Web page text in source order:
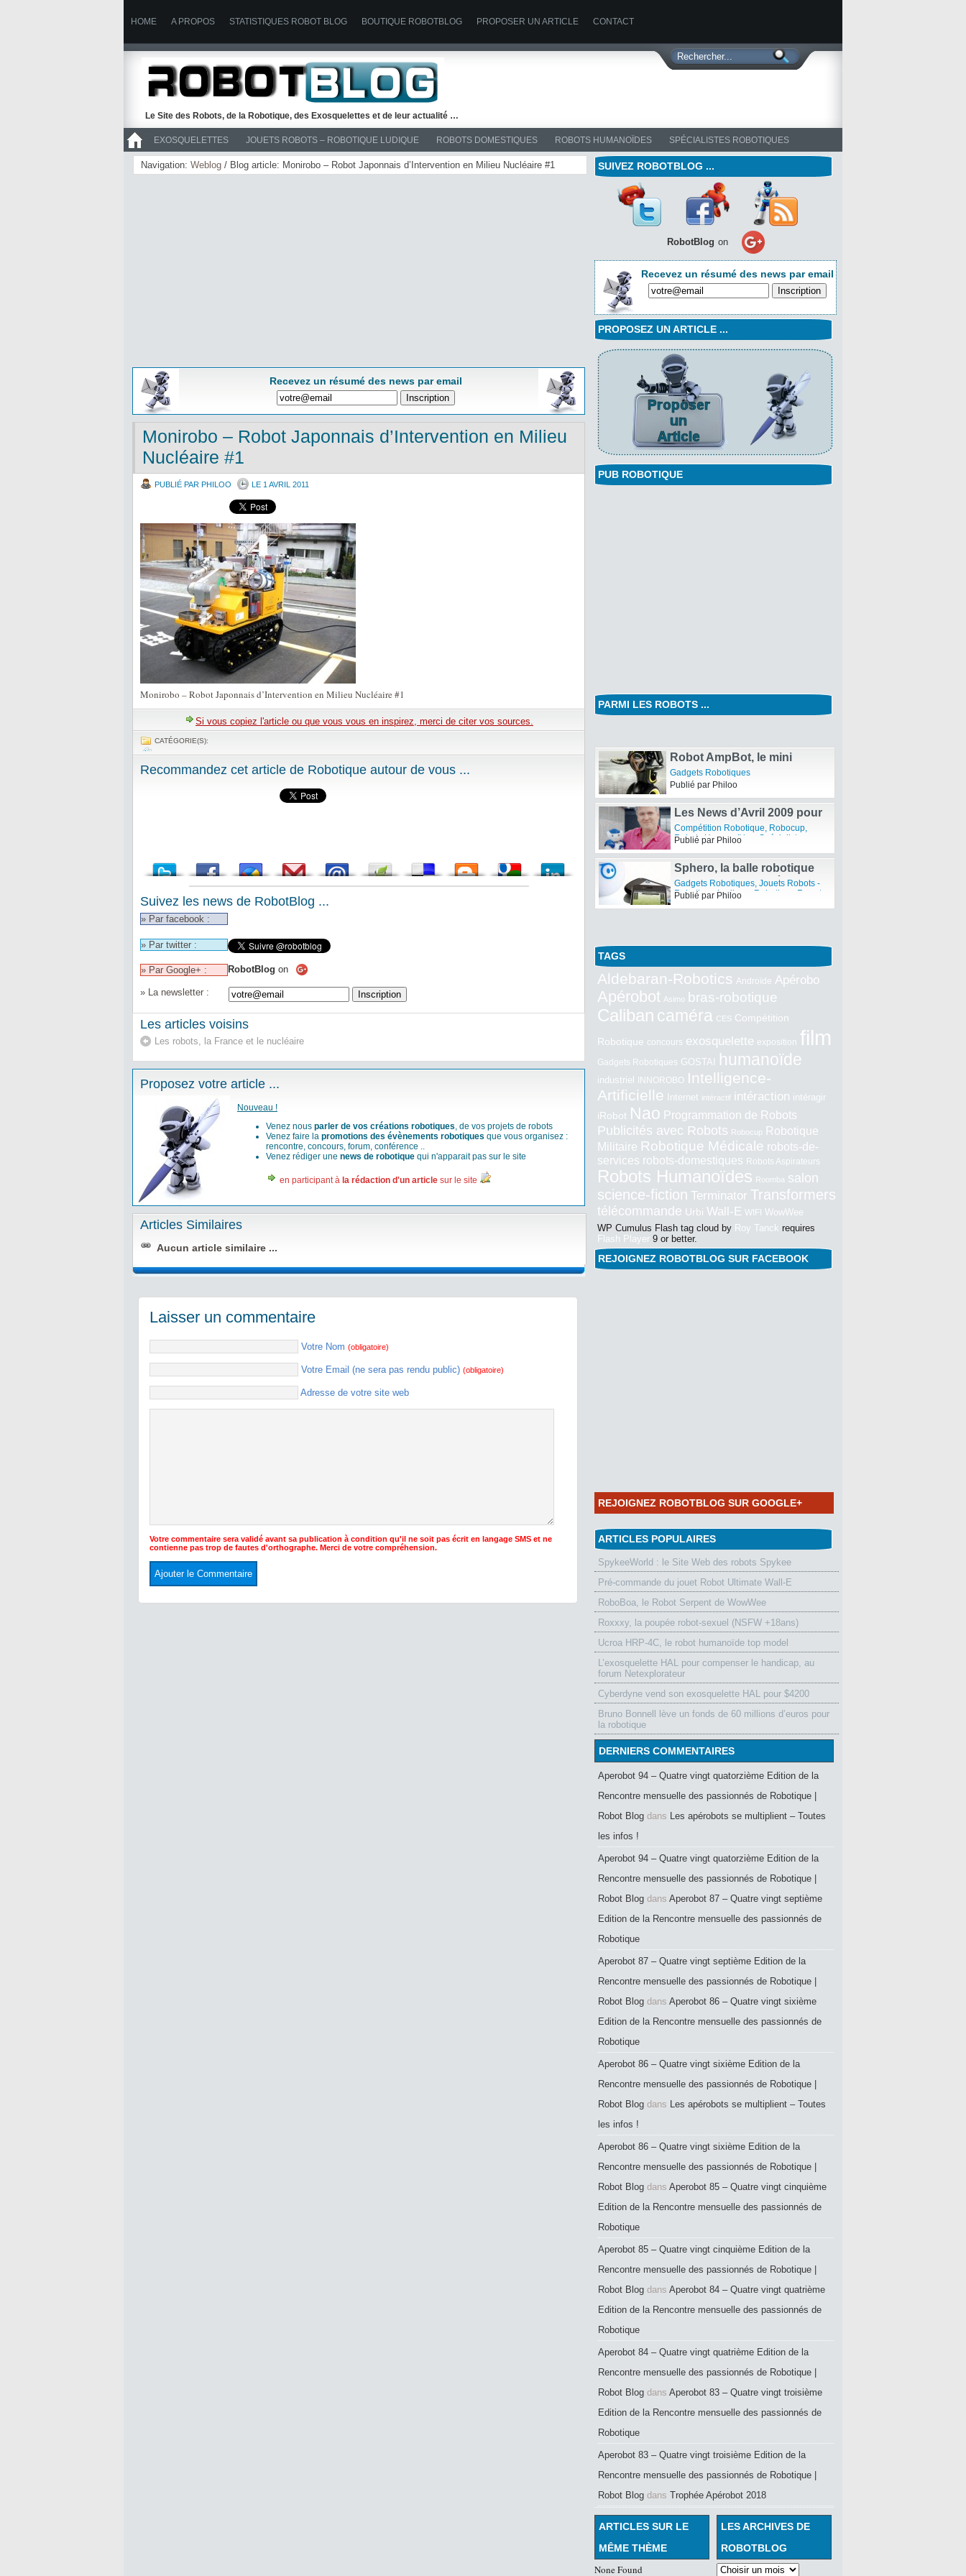
HOME A PROPOS STATISTIQUES ROBOT BLOG BOUTIQUE ROBOTBLOG PROPOSER UN ARTICLE CONTACT
Le Site des Robots, de la Robotique, des Exosquelettes et de leur actualité …
EXOSQUELETTES JOUETS ROBOTS – ROBOTIQUE LUDIQUE ROBOTS DOMESTIQUES ROBOTS HUMANOÏDES SPÉCIALISTES ROBOTIQUES
>> ROBOTS
Navigation: Weblog / Blog article: Monirobo – Robot Japonnais d’Intervention en Milieu Nucléaire #1
Recevez un résumé des news par email
Monirobo – Robot Japonnais d’Intervention en Milieu
Nucléaire #1
PUBLIÉ PAR PHILOO LE 1 AVRIL 2011
Monirobo – Robot Japonnais d’Intervention en Milieu Nucléaire #1
Si vous copiez l'article ou que vous vous en inspirez, merci de citer vos sources.
CATÉGORIE(S):
Recommandez cet article de Robotique autour de vous ...
Suivez les news de RobotBlog ...
» Par facebook :
» Par twitter :
» Par Google+ : RobotBlog on
» La newsletter :
Les articles voisins
Les robots, la France et le nucléaire
Proposez votre article ...
Nouveau !
Venez nous parler de vos créations robotiques, de vos projets de robots
Venez faire la promotions des évènements robotiques que vous organisez :
rencontre, concours, forum, conférence ..
Venez rédiger une news de robotique qui n'apparait pas sur le site
en participant à la rédaction d'un article sur le site
Articles Similaires
Aucun article similaire ...
Laisser un commentaire
Votre Nom (obligatoire)
Votre Email (ne sera pas rendu public) (obligatoire)
Adresse de votre site web
Votre commentaire sera validé avant sa publication à condition qu'il ne soit pas écrit en langage SMS et ne
contienne pas trop de fautes d'orthographe. Merci de votre compréhension.
SUIVEZ ROBOTBLOG ...
RobotBlog on
Recevez un résumé des news par email
PROPOSEZ UN ARTICLE ...
PUB ROBOTIQUE
PARMI LES ROBOTS ...
Publié par Philoo
Robot AmpBot, le mini
lecteur MP3 Segway
Gadgets Robotiques
Publié par Philoo
Les News d’Avril 2009 pour
Nao d’Aldebaran Robotics :
Leader Européen de la
robotique Humanoïde et
Création de Cap Robotique
Compétition Robotique,Robocup,
Robots Humanoïdes, Spécialistes
Robotiques
Publié par Philoo
Sphero, la balle robotique
d’Orbotix est en pré-
Gadgets Robotiques,Jouets Robots -
TAGS
Aldebaran-Robotics Androïde Apérobo
Apérobot Asimo bras-robotique
Caliban caméra CES Compétition
Robotique concours exosquelette exposition film
Gadgets Robotiques GOSTAI humanoïde
industriel INNOROBO Intelligence-
Artificielle
Internet intéractif intéraction intéragir
iRobot Nao Programmation de Robots
Publicités avec Robots Robocup
Robotique
Militaire Robotique Médicale robots-de-
services robots-domestiques Robots Aspirateurs
Robots Humanoïdes Roomba salon
science-fiction Terminator Transformers
télécommande Urbi Wall-E WIFI WowWee
WP Cumulus Flash tag cloud by Roy Tanck requires
Flash Player 9 or better.
REJOIGNEZ ROBOTBLOG SUR FACEBOOK
REJOIGNEZ ROBOTBLOG SUR GOOGLE+
ARTICLES POPULAIRES
SpykeeWorld : le Site Web des robots Spykee
Pré-commande du jouet Robot Ultimate Wall-E
RoboBoa, le Robot Serpent de WowWee
Roxxxy, la poupée robot-sexuel (NSFW +18ans)
Ucroa HRP-4C, le robot humanoïde top model
L’exosquelette HAL pour compenser le handicap, au
forum Netexplorateur
Cyberdyne vend son exosquelette HAL pour $4200
Bruno Bonnell lève un fonds de 60 millions d’euros pour
la robotique
DERNIERS COMMENTAIRES
Aperobot 94 – Quatre vingt quatorzième Edition de la
Rencontre mensuelle des passionnés de Robotique |
Robot Blog dans Les apérobots se multiplient – Toutes
les infos !
Aperobot 94 – Quatre vingt quatorzième Edition de la
Rencontre mensuelle des passionnés de Robotique |
Robot Blog dans Aperobot 87 – Quatre vingt septième
Edition de la Rencontre mensuelle des passionnés de
Robotique
Aperobot 87 – Quatre vingt septième Edition de la
Rencontre mensuelle des passionnés de Robotique |
Robot Blog dans Aperobot 86 – Quatre vingt sixième
Edition de la Rencontre mensuelle des passionnés de
Robotique
Aperobot 86 – Quatre vingt sixième Edition de la
Rencontre mensuelle des passionnés de Robotique |
Robot Blog dans Les apérobots se multiplient – Toutes
les infos !
Aperobot 86 – Quatre vingt sixième Edition de la
Rencontre mensuelle des passionnés de Robotique |
Robot Blog dans Aperobot 85 – Quatre vingt cinquième
Edition de la Rencontre mensuelle des passionnés de
Robotique
Aperobot 85 – Quatre vingt cinquième Edition de la
Rencontre mensuelle des passionnés de Robotique |
Robot Blog dans Aperobot 84 – Quatre vingt quatrième
Edition de la Rencontre mensuelle des passionnés de
Robotique
Aperobot 84 – Quatre vingt quatrième Edition de la
Rencontre mensuelle des passionnés de Robotique |
Robot Blog dans Aperobot 83 – Quatre vingt troisième
Edition de la Rencontre mensuelle des passionnés de
Robotique
Aperobot 83 – Quatre vingt troisième Edition de la
Rencontre mensuelle des passionnés de Robotique |
Robot Blog dans Trophée Apérobot 2018
LES ARCHIVES DE
ROBOTBLOG
ARTICLES SUR LE
MÊME THÈME
None Found